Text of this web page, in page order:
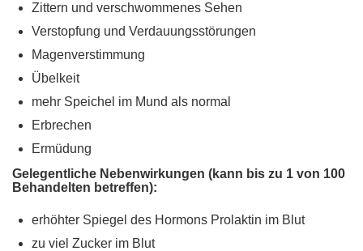
Zittern und verschwommenes Sehen
Verstopfung und Verdauungsstörungen
Magenverstimmung
Übelkeit
mehr Speichel im Mund als normal
Erbrechen
Ermüdung
Gelegentliche Nebenwirkungen (kann bis zu 1 von 100
Behandelten betreffen):
erhöhter Spiegel des Hormons Prolaktin im Blut
zu viel Zucker im Blut